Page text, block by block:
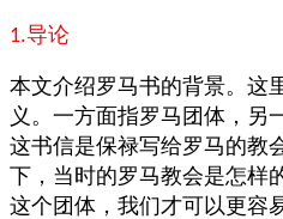
1.导论
本文介绍罗马书的背景。这
义。一方面指罗马团体，另
这书信是保禄写给罗马的教
下，当时的罗马教会是怎样
这个团体，我们才可以更容